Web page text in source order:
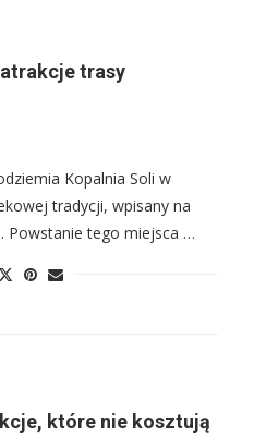
trasy
Kopalnia Soli w
tradycji, wpisany na
Powstanie tego miejsca …
które nie kosztują